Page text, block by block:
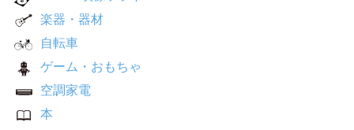
楽器・器材
自転車
ゲーム・おもちゃ
空調家電
本